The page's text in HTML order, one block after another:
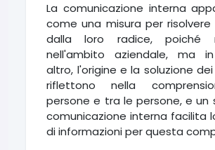
La comunicazione interna
come una misura per
dalla loro radice, poiché
nell'ambito aziendale, ma
altro, l'origine e la soluzione
riflettono nella
persone e tra le persone, e un
comunicazione interna facilita
di informazioni per questa